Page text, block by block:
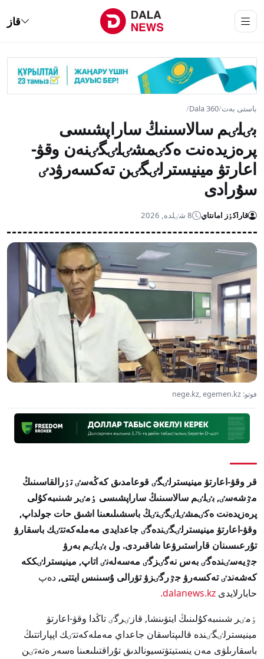
قاز
باستى بەت/
Dala 360
/
بٸلٸم سالاسىنىڭ ساراپشىسى
پرەزيدەنت ەكٸمشٸلٸگٸنەن وقۋ-
اعارتۋ مينيسترلٸگٸن تەكسەرۋدٸ
سۇرادى
قاراكٶز امانتاي 8 شٸلدە, 2026
فوتو: nege.kz, egemen.kz
قر وقۋ-اعارتۋ مينيسترلٸگٸ قوعامدىق كەڭەسٸ تٶرالقاسىنىڭ
مٷشەسٸ, بٸلٸم سالاسىنىڭ ساراپشىسى ٶمٸر شىنىبەكۇلى
پرەزيدەنت ەكٸمشٸلٸگٸنٸڭ باسشىلىعىنا اشىق حات جولداپ,
وقۋ-اعارتۋ مينيسترلٸگٸندەگٸ جاعدايدى مەملەكەتتٸك باسقارۋ
تۇرعىسىنان قاراستىرۋعا شاقىردى. ول بٸلٸم بەرۋ
جٷيەسٸندەگٸ بەس نەگٸزگٸ مەسەلەنٸ اتاپ, مينيسترلٸككە
كەشەندٸ تەكسەرۋ جٷرگٸزۋ تۋرالى ۇسىنىس ايتتى, دەپ
حابارلايدى dalanews.kz.
ٶمٸر شىنىبەكۇلىنىڭ ايتۋىنشا, قازٸرگٸ تاڭدا وقۋ-اعارتۋ
مينيسترلٸگٸندە قالىپتاسقان جاعداي مەملەكەتتٸك اپپاراتتىڭ
باسقارىلۋى مەن ينستيتۋتسيونالدىق تۇراقتىلىعىنا ەسەر ەتەتٸن